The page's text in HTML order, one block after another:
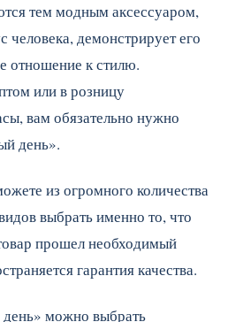
тем модным аксессуаром,
человека, демонстрирует его
отношение к стилю.
или в розницу
вам обязательно нужно
день».
из огромного количества
выбрать именно то, что
прошел необходимый
гарантия качества.
можно выбрать